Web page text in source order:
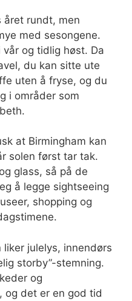
året rundt, men
med sesongene.
og tidlig høst. Da
du kan sitte ute
uten å fryse, og du
i områder som
at Birmingham kan
solen først tar tak.
glass, så på de
å legge sightseeing
shopping og
julelys, innendørs
storby”-stemning.
og
og det er en god tid